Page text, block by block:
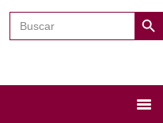
Buscar: Botón